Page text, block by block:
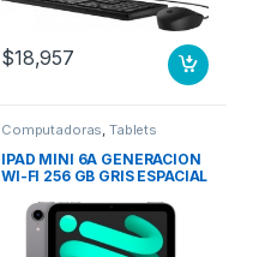
$18,957
Computadoras ,Tablets
IPAD MINI 6A GENERACION
WI-FI 256 GB GRIS ESPACIAL